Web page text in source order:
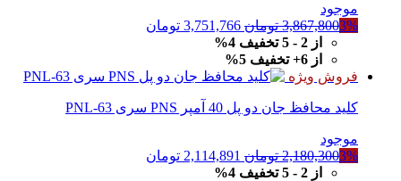
موجود
3%
3,867,800 تومان قیمت
اصلی
بود.
3,751,766 تومان
است.
از 2 - 5 تخفیف 4%
از 6+ تخفیف 5%
فروش ویژه
کلید محافظ جان دو پل 40 آمپر PNS سری PNL-63
موجود
3%
2,180,300 تومان قیمت
اصلی
2,114,891 تومان
از 2 - 5 تخفیف 4%